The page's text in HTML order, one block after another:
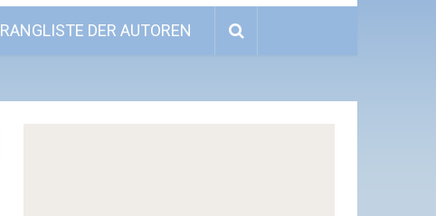
RANGLISTE DER AUTOREN